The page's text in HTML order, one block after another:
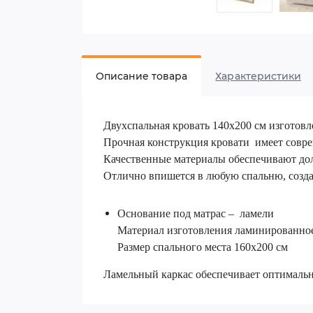
Описание товара Характеристики
Двухспальная кровать 140х200 см
Прочная конструкция кровати имеет
Качественные материалы обеспечивают
Отлично впишется в любую спальню,
Основание под матрас – ламели
Материал изготовления
Размер спального места 160х200 см
Ламельный каркас обеспечивает